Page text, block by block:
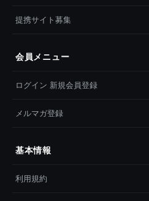
提携サイト募集
会員メニュー
ログイン 新規会員登録
メルマガ登録
基本情報
利用規約